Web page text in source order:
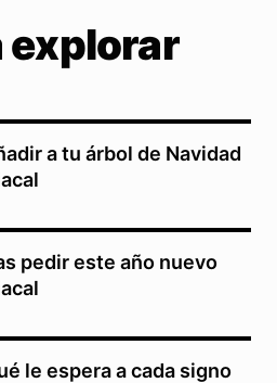
explorar
a tu árbol de Navidad
pedir este año nuevo
le espera a cada signo